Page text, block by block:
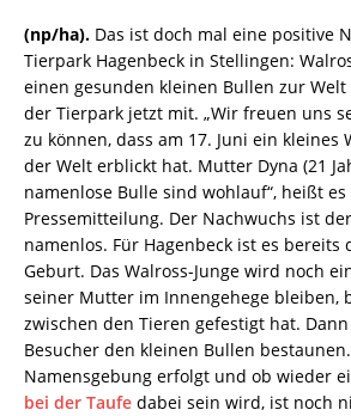
(np/ha). Das ist doch mal eine positive
Tierpark Hagenbeck in Stellingen:
einen gesunden kleinen Bullen zur
der Tierpark jetzt mit. „Wir freuen uns
zu können, dass am 17. Juni ein kleines
der Welt erblickt hat. Mutter Dyna (21
namenlose Bulle sind wohlauf“, heißt
Pressemitteilung. Der Nachwuchs ist
namenlos. Für Hagenbeck ist es bereits
Geburt. Das Walross-Junge wird noch
seiner Mutter im Innengehege bleiben,
zwischen den Tieren gefestigt hat.
Besucher den kleinen Bullen
Namensgebung erfolgt und ob wieder
bei der Taufe dabei sein wird, ist noch